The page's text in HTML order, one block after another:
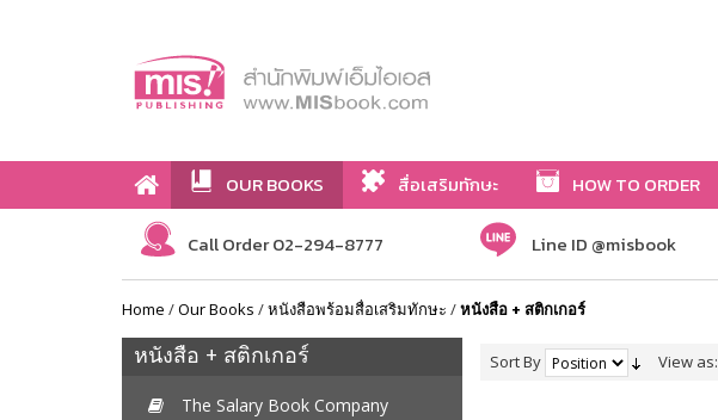
OUR BOOKS สื่อเสริมทักษะ HOW TO ORDER
Call Order 02-294-8777 Line ID @misbook
Home /Our Books /หนังสือพร้อมสื่อเสริมทักษะ /หนังสือ + สติกเกอร์
หนังสือ + สติกเกอร์
The Salary Book Company
Sort By View as: